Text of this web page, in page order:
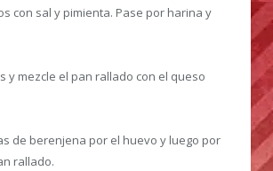
con sal y pimienta. Pase por harina y
y mezcle el pan rallado con el queso
de berenjena por el huevo y luego por
rallado.